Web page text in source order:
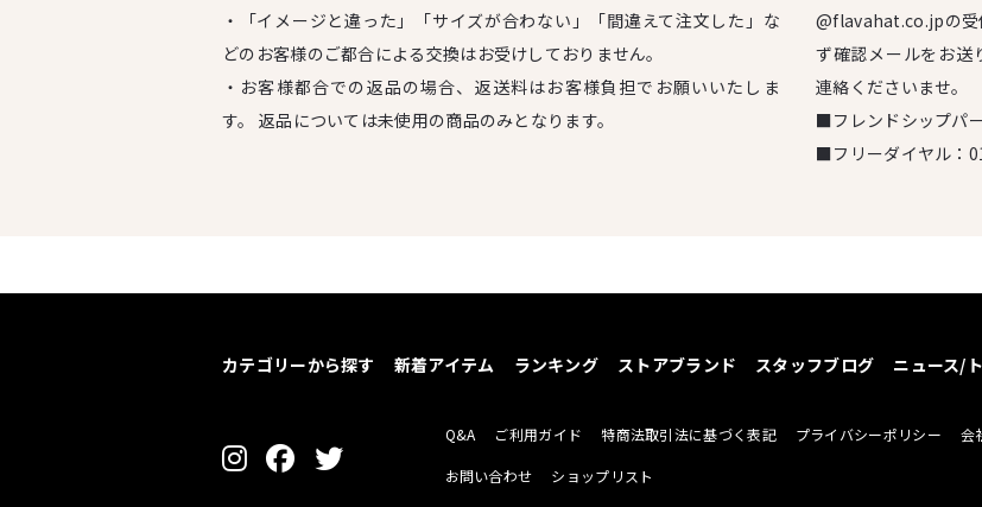
・「イメージと違った」「サイズが合わない」「間違えて注文した」な
どのお客様のご都合による交換はお受けしておりません。
・お客様都合での返品の場合、返送料はお客様負担でお願いいたしま
す。 返品については未使用の商品のみとなります。
@flavahat.co.jpの受
ず確認メールをお送
連絡くださいませ。
■フレンドシップパ
■フリーダイヤル：
カテゴリーから探す 新着アイテム ランキング ストアブランド スタッフブログ ニュース/
Q&A ご利用ガイド 特商法取引法に基づく表記 プライバシーポリシー 会
お問い合わせ ショップリスト